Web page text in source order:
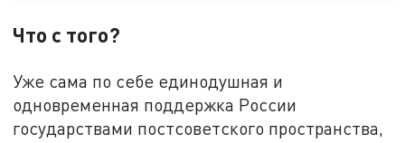
Что с того?
Уже сама по себе единодушная и
одновременная поддержка России
государствами постсоветского пространства,